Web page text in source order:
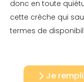
donc en toute
cette crèche qui
termes de
Je